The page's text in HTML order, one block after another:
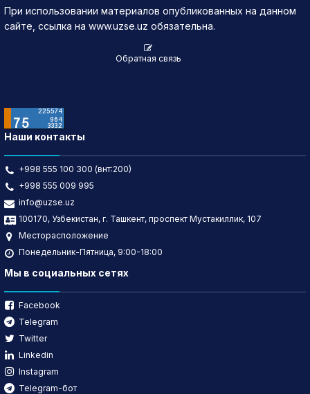
При использовании материалов опубликованных на данном
сайте, ссылка на www.uzse.uz обязательна.
Обратная связь
Наши контакты
+998 555 100 300 (внт:200)
+998 555 009 995
info@uzse.uz
100170, Узбекистан, г. Ташкент, проспект Мустакиллик, 107
Месторасположение
Понедельник-Пятница, 9:00-18:00
Мы в социальных сетях
Facebook
Telegram
Twitter
Linkedin
Instagram
Telegram-бот